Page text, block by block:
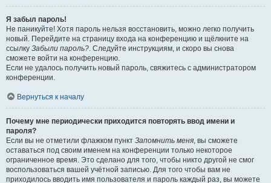
Я забыл пароль!
Не паникуйте! Хотя пароль нельзя восстановить, можно легко получить
новый. Перейдите на страницу входа на конференцию и щёлкните на
ссылку Забыли пароль?. Следуйте инструкциям, и скоро вы снова
сможете войти на конференцию.
Если не удалось получить новый пароль, свяжитесь с администратором
конференции.
Вернуться к началу
Почему мне периодически приходится повторять ввод имени и
пароля?
Если вы не отметили флажком пункт Запомнить меня, вы сможете
оставаться под своим именем на конференции только некоторое
ограниченное время. Это сделано для того, чтобы никто другой не смог
воспользоваться вашей учётной записью. Для того чтобы вам не
приходилось вводить имя пользователя и пароль каждый раз, вы можете